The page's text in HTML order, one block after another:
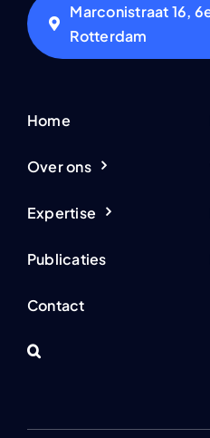
Marconistraat 16,
Rotterdam
Home
Over ons
Expertise
Publicaties
Contact